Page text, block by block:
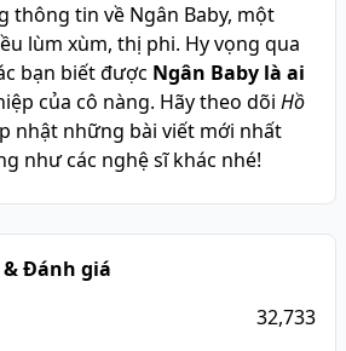
thông tin về Ngân Baby, một
lùm xùm, thị phi. Hy vọng qua
bạn biết được Ngân Baby là ai
của cô nàng. Hãy theo dõi Hồ
nhật những bài viết mới nhất
như các nghệ sĩ khác nhé!
Đánh giá
32,733